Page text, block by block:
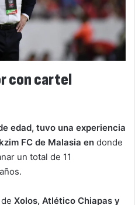
con cartel
edad, tuvo una experiencia
FC de Malasia en donde
un total de 11
Xolos, Atlético Chiapas y